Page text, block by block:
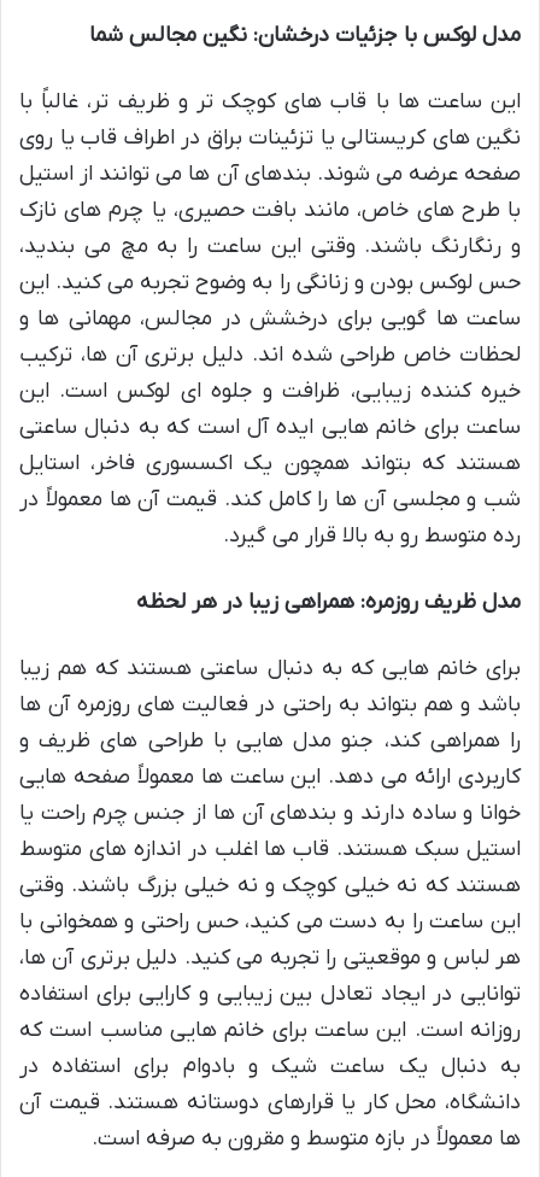
مدل لوکس با جزئیات درخشان: نگین مجالس شما
این ساعت ها با قاب های کوچک تر و ظریف تر، غالباً با
نگین های کریستالی یا تزئینات براق در اطراف قاب یا روی
صفحه عرضه می شوند. بندهای آن ها می توانند از استیل
با طرح های خاص، مانند بافت حصیری، یا چرم های نازک
و رنگارنگ باشند. وقتی این ساعت را به مچ می بندید،
حس لوکس بودن و زنانگی را به وضوح تجربه می کنید. این
ساعت ها گویی برای درخشش در مجالس، مهمانی ها و
لحظات خاص طراحی شده اند. دلیل برتری آن ها، ترکیب
خیره کننده زیبایی، ظرافت و جلوه ای لوکس است. این
ساعت برای خانم هایی ایده آل است که به دنبال ساعتی
هستند که بتواند همچون یک اکسسوری فاخر، استایل
شب و مجلسی آن ها را کامل کند. قیمت آن ها معمولاً در
رده متوسط رو به بالا قرار می گیرد.
مدل ظریف روزمره: همراهی زیبا در هر لحظه
برای خانم هایی که به دنبال ساعتی هستند که هم زیبا
باشد و هم بتواند به راحتی در فعالیت های روزمره آن ها
را همراهی کند، جنو مدل هایی با طراحی های ظریف و
کاربردی ارائه می دهد. این ساعت ها معمولاً صفحه هایی
خوانا و ساده دارند و بندهای آن ها از جنس چرم راحت یا
استیل سبک هستند. قاب ها اغلب در اندازه های متوسط
هستند که نه خیلی کوچک و نه خیلی بزرگ باشند. وقتی
این ساعت را به دست می کنید، حس راحتی و همخوانی با
هر لباس و موقعیتی را تجربه می کنید. دلیل برتری آن ها،
توانایی در ایجاد تعادل بین زیبایی و کارایی برای استفاده
روزانه است. این ساعت برای خانم هایی مناسب است که
به دنبال یک ساعت شیک و بادوام برای استفاده در
دانشگاه، محل کار یا قرارهای دوستانه هستند. قیمت آن
ها معمولاً در بازه متوسط و مقرون به صرفه است.